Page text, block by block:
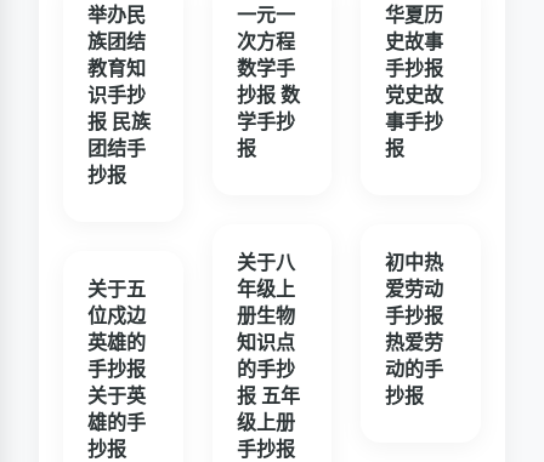
举办民
族团结
教育知
识手抄
报 民族
团结手
抄报
关于五
位戍边
英雄的
手抄报
关于英
雄的手
抄报
一元一
次方程
数学手
抄报 数
学手抄
报
关于八
年级上
册生物
知识点
的手抄
报 五年
级上册
手抄报
华夏历
史故事
手抄报
党史故
事手抄
报
初中热
爱劳动
手抄报
热爱劳
动的手
抄报